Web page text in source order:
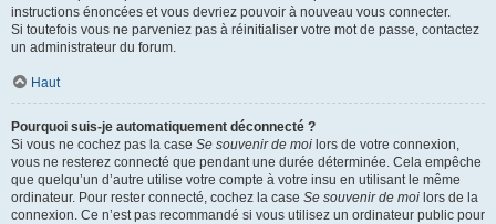
instructions énoncées et vous devriez pouvoir à nouveau vous connecter.
Si toutefois vous ne parveniez pas à réinitialiser votre mot de passe, contactez
un administrateur du forum.
Haut
Pourquoi suis-je automatiquement déconnecté ?
Si vous ne cochez pas la case Se souvenir de moi lors de votre connexion,
vous ne resterez connecté que pendant une durée déterminée. Cela empêche
que quelqu’un d’autre utilise votre compte à votre insu en utilisant le même
ordinateur. Pour rester connecté, cochez la case Se souvenir de moi lors de la
connexion. Ce n’est pas recommandé si vous utilisez un ordinateur public pour